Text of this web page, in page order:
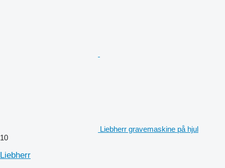
Liebherr gravemaskine på hjul
10
Liebherr